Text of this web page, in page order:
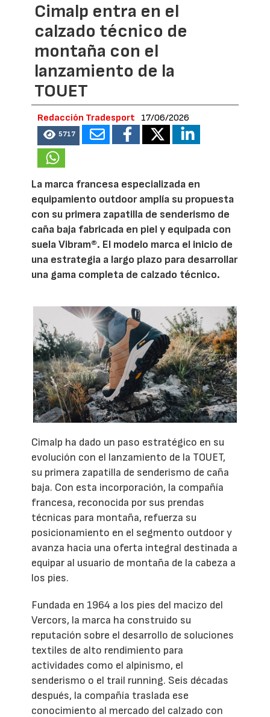
Cimalp entra en el
calzado técnico de
montaña con el
lanzamiento de la
TOUET
Redacción Tradesport 17/06/2026
5717
La marca francesa especializada en
equipamiento outdoor amplía su propuesta
con su primera zapatilla de senderismo de
caña baja fabricada en piel y equipada con
suela Vibram®. El modelo marca el inicio de
una estrategia a largo plazo para desarrollar
una gama completa de calzado técnico.
Cimalp ha dado un paso estratégico en su
evolución con el lanzamiento de la TOUET,
su primera zapatilla de senderismo de caña
baja. Con esta incorporación, la compañía
francesa, reconocida por sus prendas
técnicas para montaña, refuerza su
posicionamiento en el segmento outdoor y
avanza hacia una oferta integral destinada a
equipar al usuario de montaña de la cabeza a
los pies.
Fundada en 1964 a los pies del macizo del
Vercors, la marca ha construido su
reputación sobre el desarrollo de soluciones
textiles de alto rendimiento para
actividades como el alpinismo, el
senderismo o el trail running. Seis décadas
después, la compañía traslada ese
conocimiento al mercado del calzado con